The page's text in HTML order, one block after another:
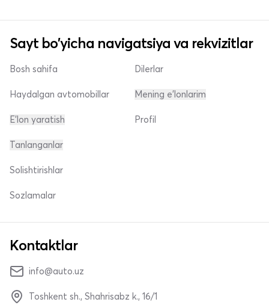
Sayt bo'yicha navigatsiya va rekvizitlar
Bosh sahifa
Haydalgan avtomobillar
E'lon yaratish
Dilerlar
Mening e'lonlarim
Profil
Tanlanganlar
Solishtirishlar
Sozlamalar
Kontaktlar
info@auto.uz
Toshkent sh., Shahrisabz k., 16/1